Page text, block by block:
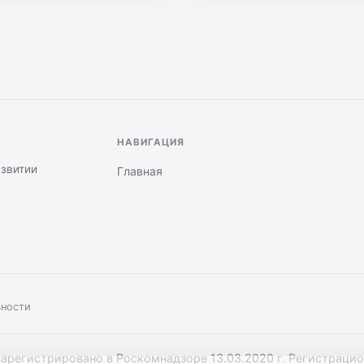
НАВИГАЦИЯ
Главная
в Роскомнадзоре 13.03.2020 г.